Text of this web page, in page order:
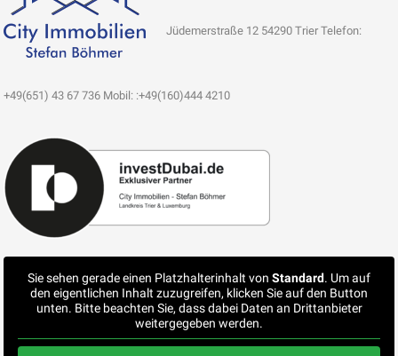
Jüdemerstraße 12 54290 Trier Telefon:
+49(651) 43 67 736 Mobil: :+49(160)444 4210
Sie sehen gerade einen Platzhalterinhalt von Standard. Um auf
den eigentlichen Inhalt zuzugreifen, klicken Sie auf den Button
unten. Bitte beachten Sie, dass dabei Daten an Drittanbieter
weitergegeben werden.